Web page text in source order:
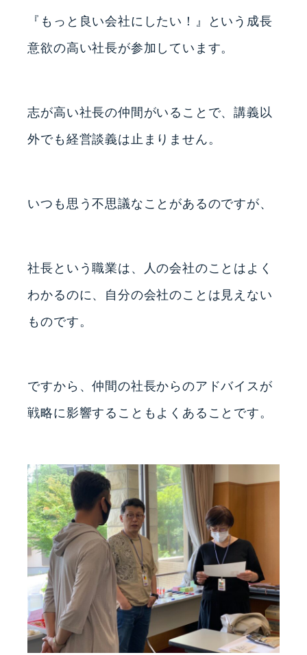
『もっと良い会社にしたい！』という成長
意欲の高い社長が参加しています。
志が高い社長の仲間がいることで、講義以
外でも経営談義は止まりません。
いつも思う不思議なことがあるのですが、
社長という職業は、人の会社のことはよく
わかるのに、自分の会社のことは見えない
ものです。
ですから、仲間の社長からのアドバイスが
戦略に影響することもよくあることです。